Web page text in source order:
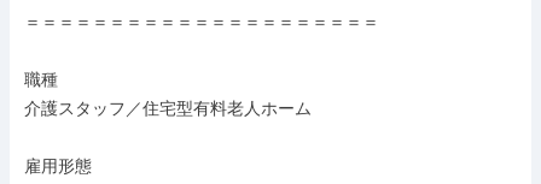
＝＝＝＝＝＝＝＝＝＝＝＝＝＝＝＝＝＝＝＝＝
職種
介護スタッフ／住宅型有料老人ホーム
雇用形態